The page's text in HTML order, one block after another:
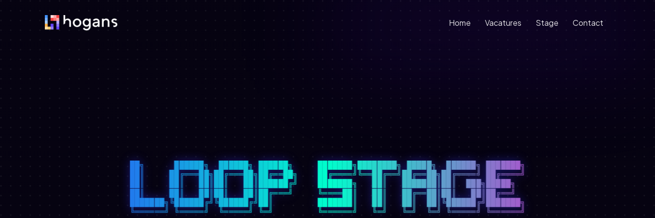
Home Vacatures Stage Contact
██╗      ██████╗  ██████╗ ██████╗     ███████╗████████╗ █████╗  ██████╗ ███████╗
██║     ██╔═══██╗██╔═══██╗██╔══██╗    ██╔════╝╚══██╔══╝██╔══██╗██╔════╝ ██╔════╝
██║     ██║   ██║██║   ██║██████╔╝    ███████╗   ██║   ███████║██║  ███╗█████╗
██║     ██║   ██║██║   ██║██╔═══╝     ╚════██║   ██║   ██╔══██║██║   ██║██╔══╝
███████╗╚██████╔╝╚██████╔╝██║         ███████║   ██║   ██║  ██║╚██████╔╝███████╗
╚══════╝ ╚═════╝  ╚═════╝ ╚═╝         ╚══════╝   ╚═╝   ╚═╝  ╚═╝ ╚═════╝ ╚══════╝